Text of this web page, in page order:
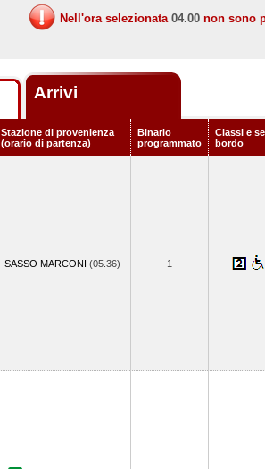
Nell'ora selezionata 04.00 non sono
Arrivi
Stazione di provenienza
(orario di partenza)
Binario
programmato
Classi e
bordo
SASSO MARCONI (05.36) 1